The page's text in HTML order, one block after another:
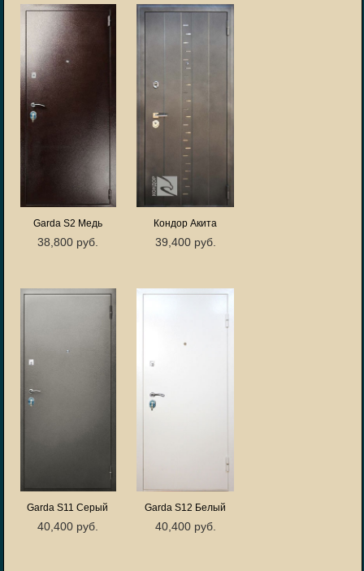
Garda S2 Медь
38,800 руб.
Кондор Акита
39,400 руб.
Garda S11 Серый
40,400 руб.
Garda S12 Белый
40,400 руб.